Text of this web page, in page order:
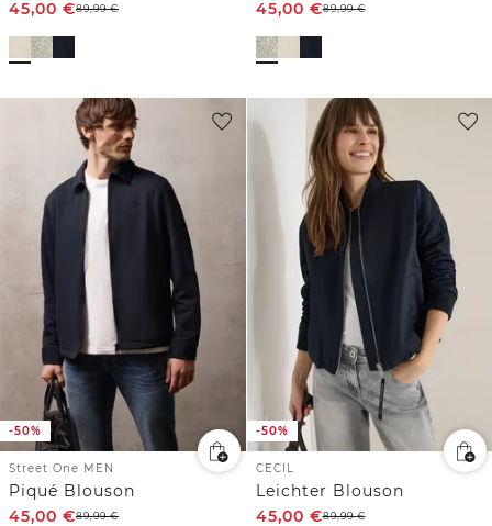
45,00 €89,99€
45,00 €89,99€
-50%
Street One MEN
Piqué Blouson
45,00 €89,99€
-50%
CECIL
Leichter Blouson
45,00 €89,99€